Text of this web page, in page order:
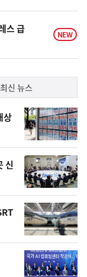
스 급
NEW
최신 뉴스
상
신